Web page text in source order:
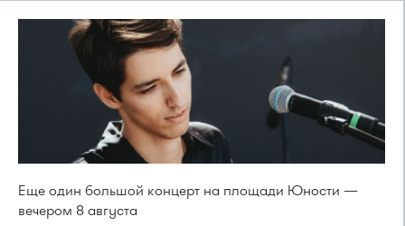
Еще один большой концерт на площади Юности —
вечером 8 августа